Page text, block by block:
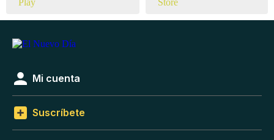
Mi cuenta
Suscríbete